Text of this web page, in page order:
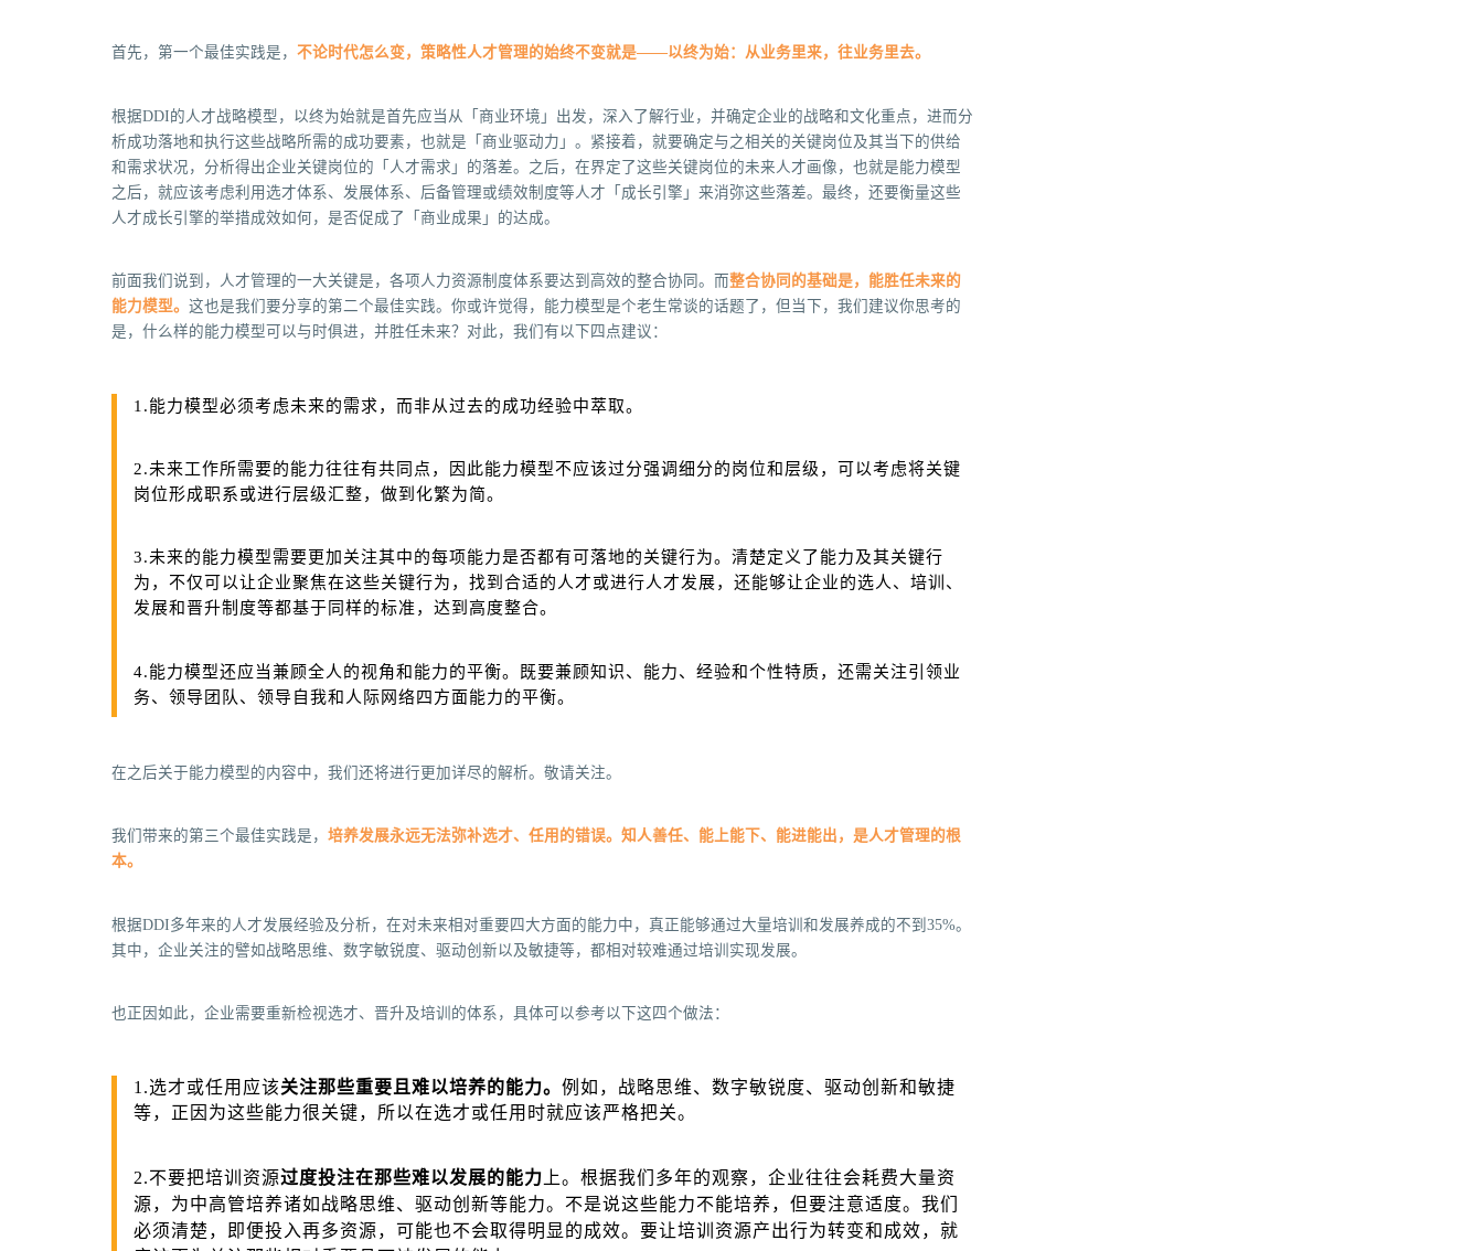
首先，第一个最佳实践是， 不论时代怎么变，策略性人才管理的始终不变就是——以终为始：从业务里来，往业务里去。
根据DDI的人才战略模型，以终为始就是首先应当从「商业环境」出发，深入了解行业，并确定企业的战略和文化重点，进而分
析成功落地和执行这些战略所需的成功要素，也就是「商业驱动力」。紧接着，就要确定与之相关的关键岗位及其当下的供给
和需求状况，分析得出企业关键岗位的「人才需求」的落差。之后，在界定了这些关键岗位的未来人才画像，也就是能力模型
之后，就应该考虑利用选才体系、发展体系、后备管理或绩效制度等人才「成长引擎」来消弥这些落差。最终，还要衡量这些
人才成长引擎的举措成效如何，是否促成了「商业成果」的达成。
前面我们说到，人才管理的一大关键是，各项人力资源制度体系要达到高效的整合协同。而整合协同的基础是，能胜任未来的
能力模型。 这也是我们要分享的第二个最佳实践。你或许觉得，能力模型是个老生常谈的话题了，但当下，我们建议你思考的
是，什么样的能力模型可以与时俱进，并胜任未来？对此，我们有以下四点建议：
1.能力模型必须考虑未来的需求，而非从过去的成功经验中萃取。
2.未来工作所需要的能力往往有共同点，因此能力模型不应该过分强调细分的岗位和层级，可以考虑将关键
岗位形成职系或进行层级汇整，做到化繁为简。
3.未来的能力模型需要更加关注其中的每项能力是否都有可落地的关键行为。清楚定义了能力及其关键行
为，不仅可以让企业聚焦在这些关键行为，找到合适的人才或进行人才发展，还能够让企业的选人、培训、
发展和晋升制度等都基于同样的标准，达到高度整合。
4.能力模型还应当兼顾全人的视角和能力的平衡。既要兼顾知识、能力、经验和个性特质，还需关注引领业
务、领导团队、领导自我和人际网络四方面能力的平衡。
在之后关于能力模型的内容中，我们还将进行更加详尽的解析。敬请关注。
我们带来的第三个最佳实践是， 培养发展永远无法弥补选才、任用的错误。知人善任、能上能下、能进能出，是人才管理的根
本。
根据DDI多年来的人才发展经验及分析，在对未来相对重要四大方面的能力中，真正能够通过大量培训和发展养成的不到35%。
其中，企业关注的譬如战略思维、数字敏锐度、驱动创新以及敏捷等，都相对较难通过培训实现发展。
也正因如此，企业需要重新检视选才、晋升及培训的体系，具体可以参考以下这四个做法：
1.选才或任用应该关注那些重要且难以培养的能力。 例如，战略思维、数字敏锐度、驱动创新和敏捷
等，正因为这些能力很关键，所以在选才或任用时就应该严格把关。
2.不要把培训资源过度投注在那些难以发展的能力 上。根据我们多年的观察，企业往往会耗费大量资
源，为中高管培养诸如战略思维、驱动创新等能力。不是说这些能力不能培养，但要注意适度。我们
必须清楚，即便投入再多资源，可能也不会取得明显的成效。要让培训资源产出行为转变和成效，就